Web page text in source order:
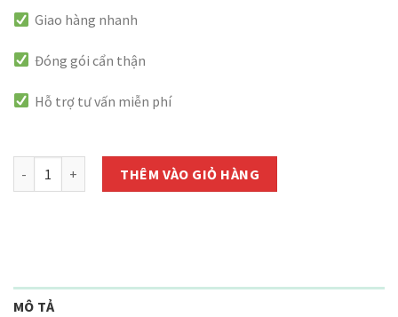
Giao hàng nhanh
Đóng gói cẩn thận
Hỗ trợ tư vấn miễn phí
Hạt Giống Rau Đay Trắng Cao Sản Phú Nông - Gói 20g số lượng
THÊM VÀO GIỎ HÀNG
MÔ TẢ